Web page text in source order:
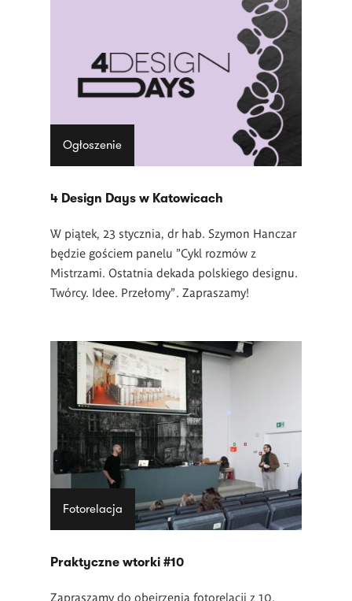
Ogłoszenie
4 Design Days w Katowicach
W piątek, 23 stycznia, dr hab. Szymon Hanczar
będzie gościem panelu "Cykl rozmów z
Mistrzami. Ostatnia dekada polskiego designu.
Twórcy. Idee. Przełomy". Zapraszamy!
Fotorelacja
Praktyczne wtorki #10
Zapraszamy do obejrzenia fotorelacji z 10.